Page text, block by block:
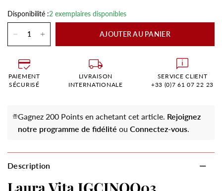
Disponibilité :2 exemplaires disponibles
AJOUTER AU PANIER
PAIEMENT
SÉCURISÉ
LIVRAISON
INTERNATIONALE
SERVICE CLIENT
+33 (0)7 61 07 22 23
Gagnez 200 Points en achetant cet article. Rejoignez
notre programme de fidélité ou Connectez-vous.
Description
Laura Vita IGCINOO03